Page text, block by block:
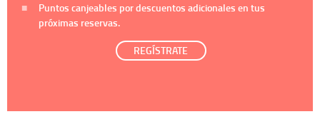
Puntos canjeables por descuentos adicionales en tus
próximas reservas.
REGÍSTRATE